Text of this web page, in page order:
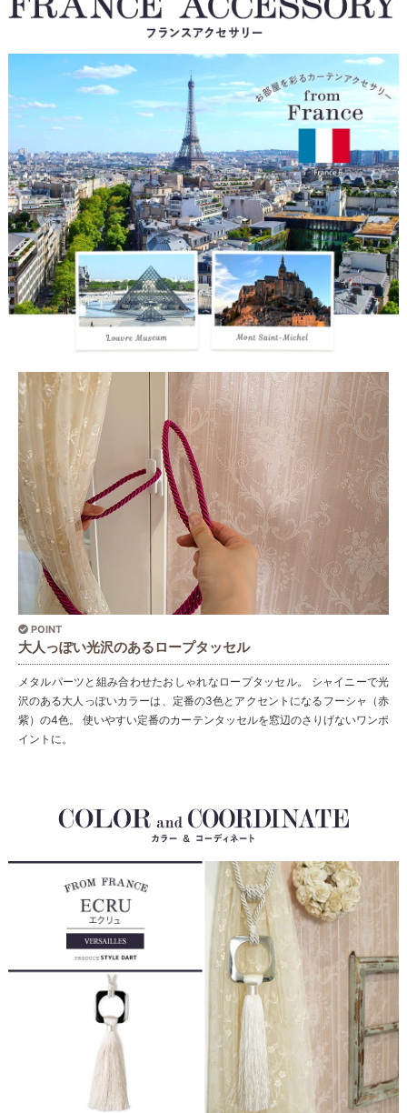
POINT
大人っぽい光沢のあるロープタッセル
メタルパーツと組み合わせたおしゃれなロープタッセル。 シャイニーで光
沢のある大人っぽいカラーは、定番の3色とアクセントになるフーシャ（赤
紫）の4色。 使いやすい定番のカーテンタッセルを窓辺のさりげないワンポ
イントに。